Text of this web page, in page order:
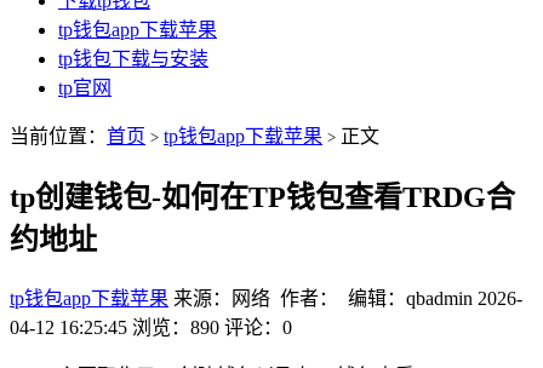
tp钱包app下载苹果
tp钱包下载与安装
tp官网
当前位置： 首页 > tp钱包app下载苹果 > 正文
tp创建钱包-如何在TP钱包查看TRDG合
约地址
tp钱包app下载苹果 来源：网络 作者： 编辑：qbadmin 2026-
04-12 16:25:45 浏览：890 评论：0